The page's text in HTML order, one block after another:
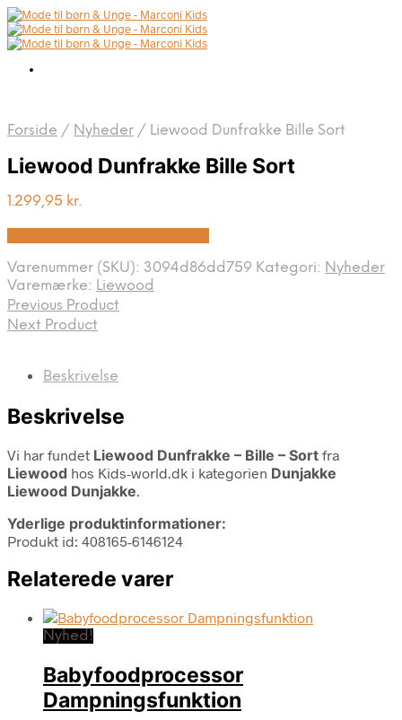
Forside / Nyheder / Liewood Dunfrakke Bille Sort
Liewood Dunfrakke Bille Sort
1.299,95 kr.
Varenummer (SKU): 3094d86dd759 Kategori: Nyheder
Varemærke: Liewood
Previous Product
Next Product
Beskrivelse
Beskrivelse
Vi har fundet Liewood Dunfrakke – Bille – Sort fra
Liewood hos Kids-world.dk i kategorien Dunjakke
Liewood Dunjakke.
Yderlige produktinformationer:
Produkt id: 408165-6146124
Relaterede varer
Nyhed!
Babyfoodprocessor
Dampningsfunktion